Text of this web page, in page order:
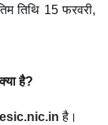
तिथि 15 फरवरी,
है?
esic.nic.in है।